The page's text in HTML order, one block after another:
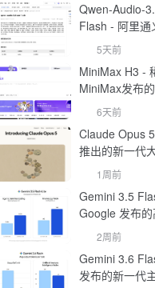
Qwen-Audio-
Flash - 阿里通
的语音识别大模
5天前
MiniMax H3 -
MiniMax发布
生成模型
6天前
Claude Opus
推出的新一代
1周前
Gemini 3.5
Google 发布
本模型
2周前
Gemini 3.6
发布的新一代